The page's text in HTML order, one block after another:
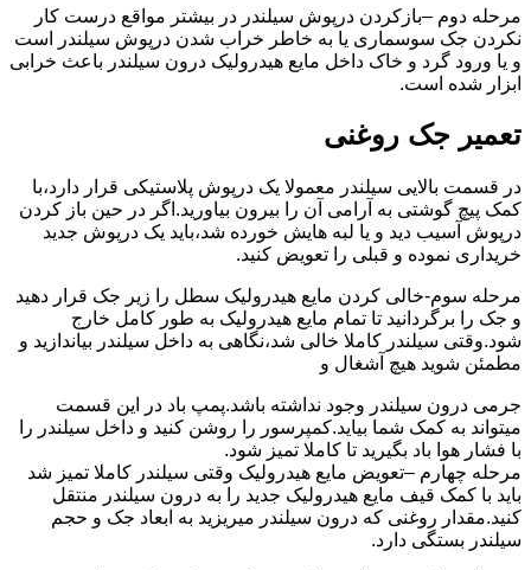
مرحله دوم –بازکردن درپوش سیلندر در بیشتر مواقع درست کار
نکردن جک سوسماری یا به خاطر خراب شدن درپوش سیلندر است
و یا ورود گرد و خاک داخل مایع هیدرولیک درون سیلندر باعث خرابی
ابزار شده است.
تعمیر جک روغنی
در قسمت بالایی سیلندر معمولا یک درپوش پلاستیکی قرار دارد،با
کمک پیچ گوشتی به آرامی آن را بیرون بیاورید.اگر در حین باز کردن
درپوش آسیب دید و یا لبه هایش خورده شد،باید یک درپوش جدید
خریداری نموده و قبلی را تعویض کنید.
مرحله سوم-خالی کردن مایع هیدرولیک سطل را زیر جک قرار دهید
و جک را برگردانید تا تمام مایع هیدرولیک به طور کامل خارج
شود.وقتی سیلندر کاملا خالی شد،نگاهی به داخل سیلندر بیاندازید و
مطمئن شوید هیچ آشغال و
جرمی درون سیلندر وجود نداشته باشد.پمپ باد در این قسمت
میتواند به کمک شما بیاید.کمپرسور را روشن کنید و داخل سیلندر را
با فشار هوا باد بگیرید تا کاملا تمیز شود.
مرحله چهارم –تعویض مایع هیدرولیک وقتی سیلندر کاملا تمیز شد
باید با کمک قیف مایع هیدرولیک جدید را به درون سیلندر منتقل
کنید.مقدار روغنی که درون سیلندر میریزید به ابعاد جک و حجم
سیلندر بستگی دارد.